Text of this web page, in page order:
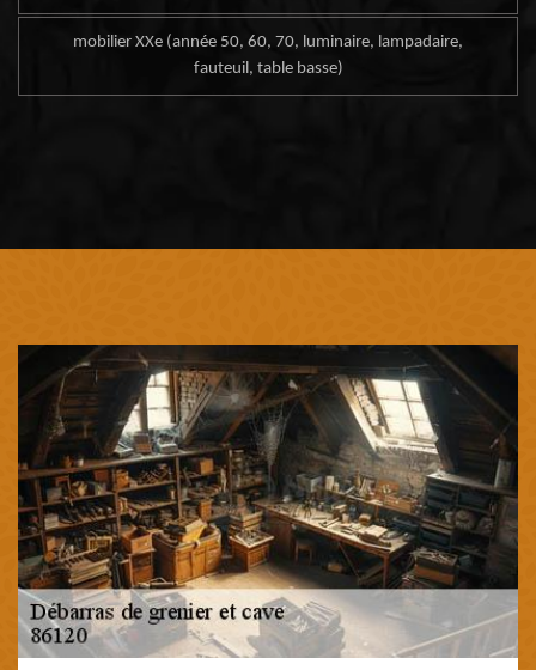
mobilier XXe (année 50, 60, 70, luminaire, lampadaire,
fauteuil, table basse)